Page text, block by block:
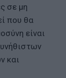
σε μη
που θα
είναι
και